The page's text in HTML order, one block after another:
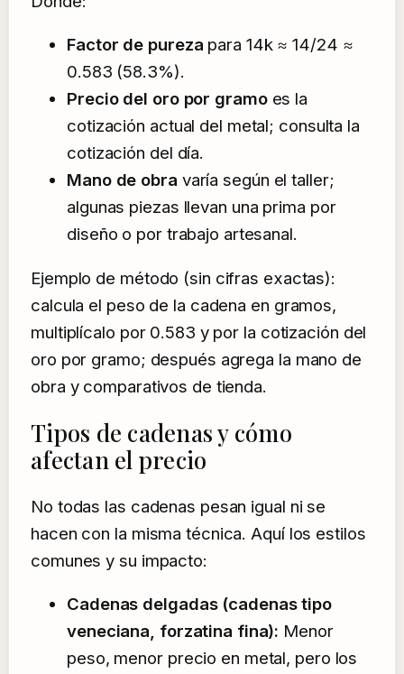
Factor de pureza para 14k ≈ 14/24 ≈
0.583 (58.3%).
Precio del oro por gramoes la
cotización actual del metal; consulta la
cotización del día.
Mano de obra varía según el taller;
algunas piezas llevan una prima por
diseño o por trabajo artesanal.
Ejemplo de método (sin cifras exactas):
calcula el peso de la cadena en gramos,
multiplícalo por 0.583 y por la cotización del
oro por gramo; después agrega la mano de
obra y comparativos de tienda.
Tipos de cadenas y cómo
afectan el precio
No todas las cadenas pesan igual ni se
hacen con la misma técnica. Aquí los estilos
comunes y su impacto:
Cadenas delgadas (cadenas tipo
veneciana, forzatina fina): Menor
peso, menor precio en metal, pero los